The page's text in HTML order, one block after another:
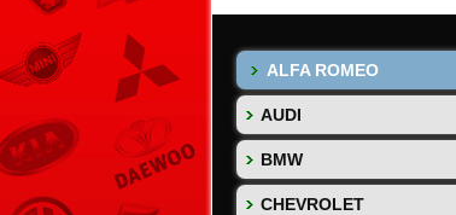
ALFA ROMEO
AUDI
BMW
CHEVROLET